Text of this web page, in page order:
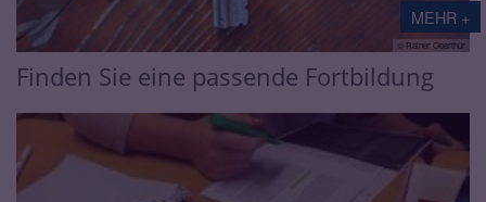
MEHR +
© Rainer Oberthür
Finden Sie eine passende Fortbildung